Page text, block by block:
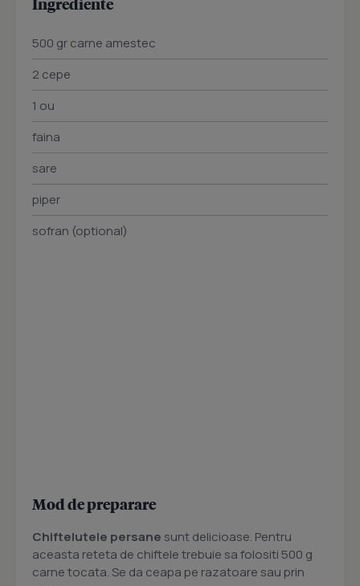
Ingrediente
500 gr carne amestec
2 cepe
1 ou
faina
sare
piper
sofran (optional)
Mod de preparare
Chiftelutele persane sunt delicioase. Pentru
aceasta reteta de chiftele trebuie sa folositi 500 g
carne tocata. Se da ceapa pe razatoare sau prin